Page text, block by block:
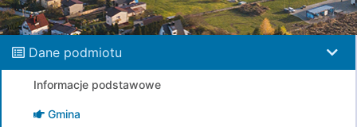
Dane podmiotu
Informacje podstawowe
Gmina